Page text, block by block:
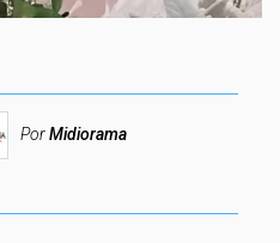
PorMidiorama